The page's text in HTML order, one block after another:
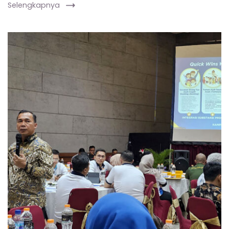
Selengkapnya
Mendukbangga/Kepala
Wihaji
menjelaskan
wins
Kemendukbangga
di
hadapan
peserta
Mukernas
IPeKB
di